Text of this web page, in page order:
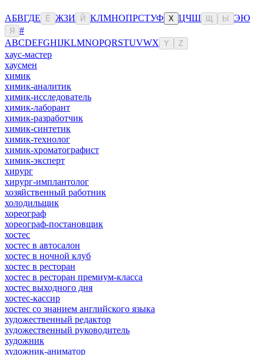
АБВГДЕ Ё ЖЗИ Й КЛМНОПРСТУФ Х ЦЧШ Ы ЭЮ
Я
#
ABCDEFGHIJKLMNOPQRSTUVWX Y Z
хаус-мастер
хаусмен
химик
химик-аналитик
химик-исследователь
химик-лаборант
химик-разработчик
химик-синтетик
химик-технолог
химик-хроматографист
химик-эксперт
хирург
хирург-имплантолог
хозяйственный работник
холодильщик
хореограф
хореограф-постановщик
хостес
хостес в автосалон
хостес в ночной клуб
хостес в ресторан
хостес в ресторан премиум-класса
хостес выходного дня
хостес-кассир
хостес со знанием английского языка
художественный редактор
художественный руководитель
художник
художник-аниматор